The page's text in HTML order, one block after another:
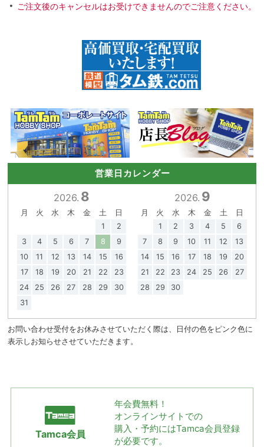
ご注文後のキャンセルはお受けできませんのでご注意ください。
営業日カレンダー
2026. 8
月 火 水 木 金 土
日
1
2
3
4 5 6 7 8
9
10
11 12 13 14 15
16
17
18 19 20 21 22
23
24
25 26 27 28 29
30
31
2026. 9
月 火 水 木 金 土
日
1
2 3 4 5
6
7
8 9 10 11 12
13
14
15 16 17 18 19
20
21
22 23 24 25 26
27
28
29 30
お問い合わせ受付をお休みさせていただく際は、日付の色をピンク色に
表示しお知らせさせていただきます。
Tamca会員
年会費無料！
オンラインサイトでの
購入・予約にはTamca会員登録
が必要です。